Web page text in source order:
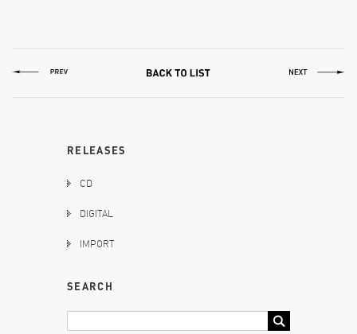
RELEASES
CD
DIGITAL
IMPORT
SEARCH